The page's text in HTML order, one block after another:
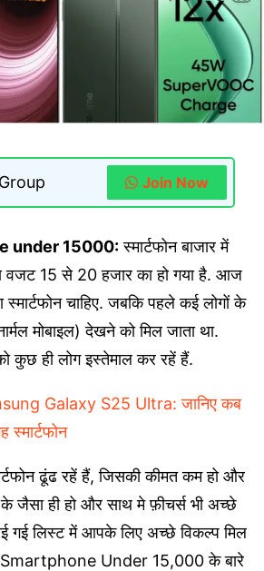
Join Now
under 15000:स्मार्टफोन बाजार में
वजट 15 से 20 हजार का हो गया है. आज
स्मार्टफोन चाहिए. जबकि पहले कई लोगों के
मोबाइल) देखने को मिल जाता था.
ही लोग इस्तेमाल कर रहें हैं.
Galaxy S25 Ultra: जानिए कब
स्मार्टफोन
ढूंढ रहें हैं, जिसकी कीमत कम हो और
जैसा ही हो और साथ मे फ़ीचर्स भी अच्छे
गई लिस्ट में आपके लिए अच्छे विकल्प मिल
Under 15,000 के बारे